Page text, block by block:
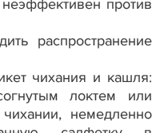
против
распространение
чихания и кашля:
локтем или
немедленно